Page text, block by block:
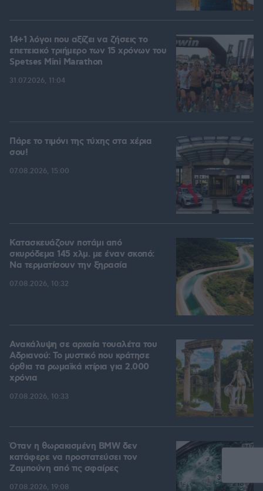
14+1 λόγοι που αξίζει να ζήσεις το
επετειακό τριήμερο των 15 χρόνων του
Spetses Mini Marathon
31.07.2026, 11:04
Πάρε το τιμόνι της τύχης στα χέρια
σου!
07.08.2026, 15:00
Κατασκευάζουν ποτάμι από
σκυρόδεμα 145 χλμ. με έναν σκοπό:
Να τερματίσουν την ξηρασία
07.08.2026, 10:32
Ανακάλυψη σε αρχαία τουαλέτα του
Αδριανού: Το μυστικό που κράτησε
όρθια τα ρωμαϊκά κτίρια για 2.000
χρόνια
07.08.2026, 10:33
Όταν η θωρακισμένη BMW δεν
κατάφερε να προστατεύσει τον
Ζαμπούνη από τις σφαίρες
07.08.2026, 19:08